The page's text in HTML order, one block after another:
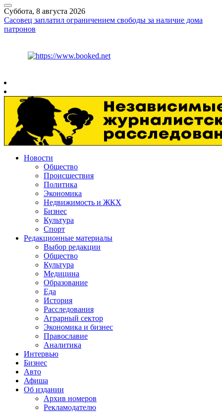
Суббота, 8 августа 2026
Сасовец заплатил ограничением свободы за наличие дома
патронов
Новости
Общество
Происшествия
Политика
Экономика
Недвижимость и ЖКХ
Бизнес
Культура
Спорт
Редакционные материалы
Выбор редакции
Общество
Культура
Медицина
Образование
Еда
История
Расследования
Аграрный сектор
Экономика и бизнес
Православие
Аналитика
Интервью
Бизнес
Авто
Афиша
Об издании
Архив номеров
Рекламодателю